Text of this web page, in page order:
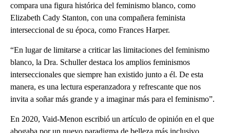
compara una figura histórica del feminismo blanco, como
Elizabeth Cady Stanton, con una compañera feminista
interseccional de su época, como Frances Harper.
“En lugar de limitarse a criticar las limitaciones del feminismo
blanco, la Dra. Schuller destaca los amplios feminismos
interseccionales que siempre han existido junto a él. De esta
manera, es una lectura esperanzadora y refrescante que nos
invita a soñar más grande y a imaginar más para el feminismo”.
En 2020, Vaid-Menon escribió un artículo de opinión en el que
abogaba por un nuevo paradigma de belleza más inclusivo.